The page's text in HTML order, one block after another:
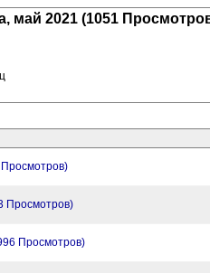
май 2021 (1051
Просмотров)
Просмотров)